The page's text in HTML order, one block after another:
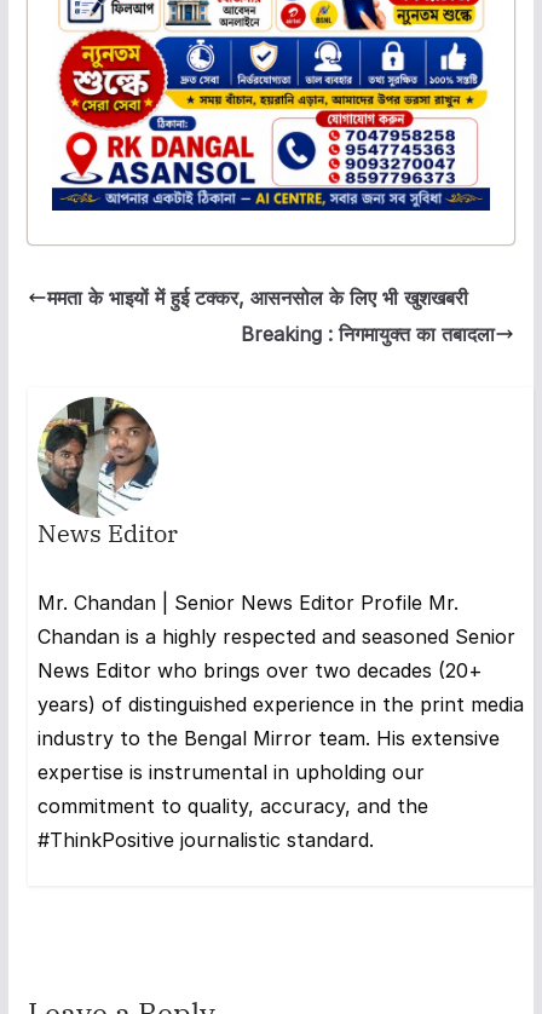
ममता के भाइयों में हुई टक्कर, आसनसोल के लिए भी खुशखबरी
Breaking : निगमायुक्त का तबादला
News Editor
Mr. Chandan | Senior News Editor Profile Mr.
Chandan is a highly respected and seasoned Senior
News Editor who brings over two decades (20+
years) of distinguished experience in the print media
industry to the Bengal Mirror team. His extensive
expertise is instrumental in upholding our
commitment to quality, accuracy, and the
#ThinkPositive journalistic standard.